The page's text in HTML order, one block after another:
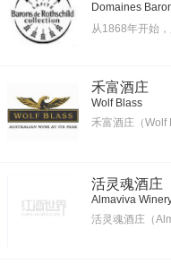
Domaines
从1868年开始
禾富酒庄
Wolf Blass
禾富酒庄（Wolf
活灵魂酒庄
Almaviva
活灵魂酒庄（